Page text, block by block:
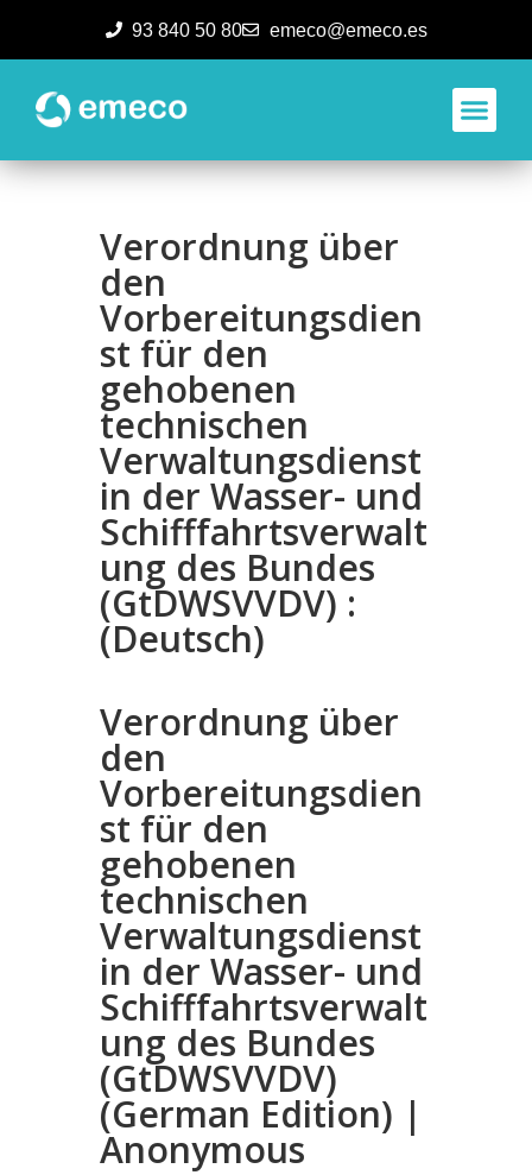
93 840 50 80 emeco@emeco.es
Verordnung über
den
Vorbereitungsdien
st für den
gehobenen
technischen
Verwaltungsdienst
in der Wasser- und
Schifffahrtsverwalt
ung des Bundes
(GtDWSVVDV) :
(Deutsch)
Verordnung über
den
Vorbereitungsdien
st für den
gehobenen
technischen
Verwaltungsdienst
in der Wasser- und
Schifffahrtsverwalt
ung des Bundes
(GtDWSVVDV)
(German Edition) |
Anonymous